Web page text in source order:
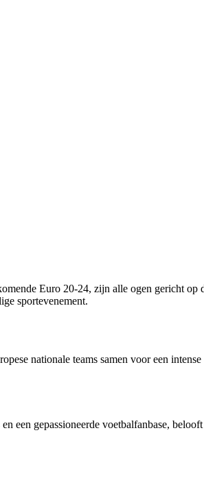
Euro 20-24, zijn alle ogen gericht op
sportevenement.
nationale teams samen voor een
een gepassioneerde voetbalfanbase,